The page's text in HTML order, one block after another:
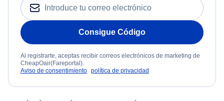
Consigue Código
Al registrarte, aceptas recibir correos electrónicos de marketing de
CheapOair(Fareportal).
Aviso de consentimiento política de privacidad